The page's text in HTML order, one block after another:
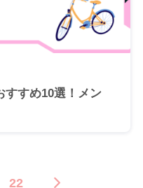
すすめ10選！メン
22